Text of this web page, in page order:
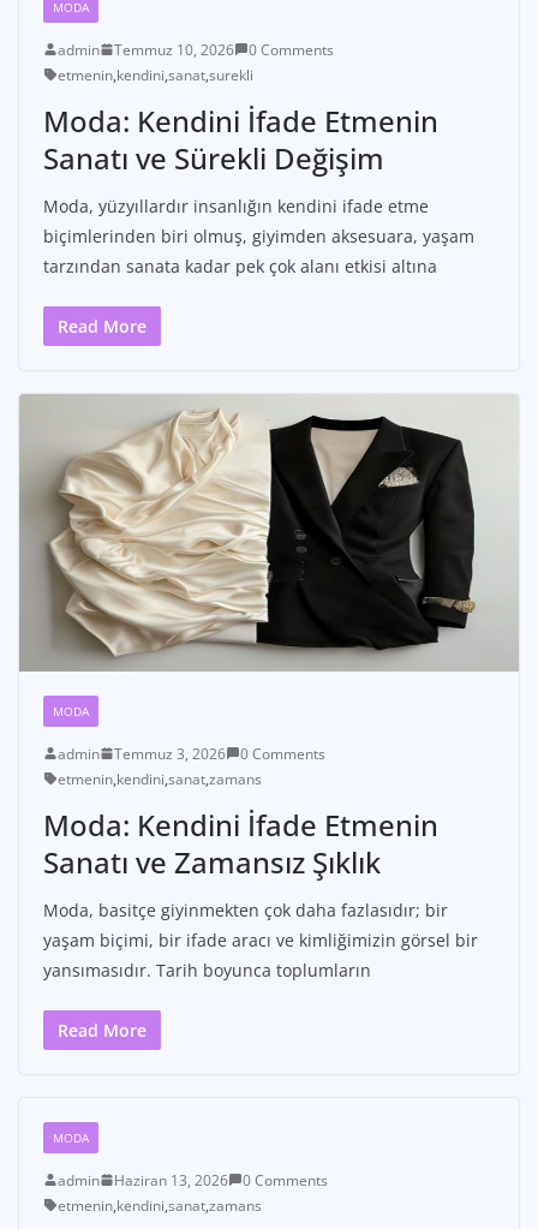
MODA
admin Temmuz 10, 2026
0 Comments
etmenin,kendini,sanat,surekli
Moda: Kendini İfade Etmenin
Sanatı ve Sürekli Değişim
Moda, yüzyıllardır insanlığın kendini ifade etme
biçimlerinden biri olmuş, giyimden aksesuara, yaşam
tarzından sanata kadar pek çok alanı etkisi altına
Read More
MODA
admin Temmuz 3, 2026
0 Comments
etmenin,kendini,sanat,zamans
Moda: Kendini İfade Etmenin
Sanatı ve Zamansız Şıklık
Moda, basitçe giyinmekten çok daha fazlasıdır; bir
yaşam biçimi, bir ifade aracı ve kimliğimizin görsel bir
yansımasıdır. Tarih boyunca toplumların
Read More
MODA
admin Haziran 13, 2026
0 Comments
etmenin,kendini,sanat,zamans